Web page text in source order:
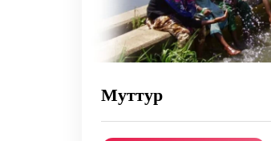
Муттур